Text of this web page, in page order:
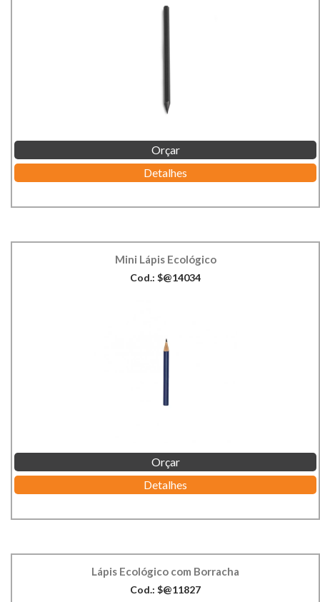
Orçar
Detalhes
Mini Lápis Ecológico
Cod.: $@14034
Orçar
Detalhes
Lápis Ecológico com Borracha
Cod.: $@11827